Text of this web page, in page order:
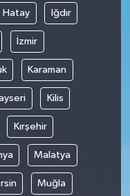
Hatay Iğdır
İzmir
Karaman
Kilis
Kırşehir
Malatya
Muğla